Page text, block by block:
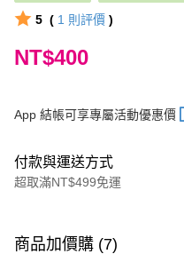
5 ( 1 則評價 )
NT$400
App 結帳可享專屬活動優惠價
付款與運送方式
超取滿NT$499免運
信用卡一次付款
商品加價購 (7)